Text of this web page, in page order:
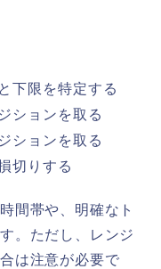
下限を特定する
ションを取る
ションを取る
切りする
間帯や、明確なト
。ただし、レンジ
は注意が必要で